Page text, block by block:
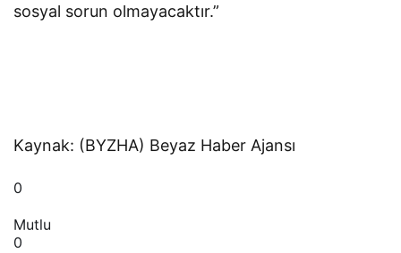
sosyal sorun olmayacaktır.”
Kaynak: (BYZHA) Beyaz Haber Ajansı
0
Mutlu
0